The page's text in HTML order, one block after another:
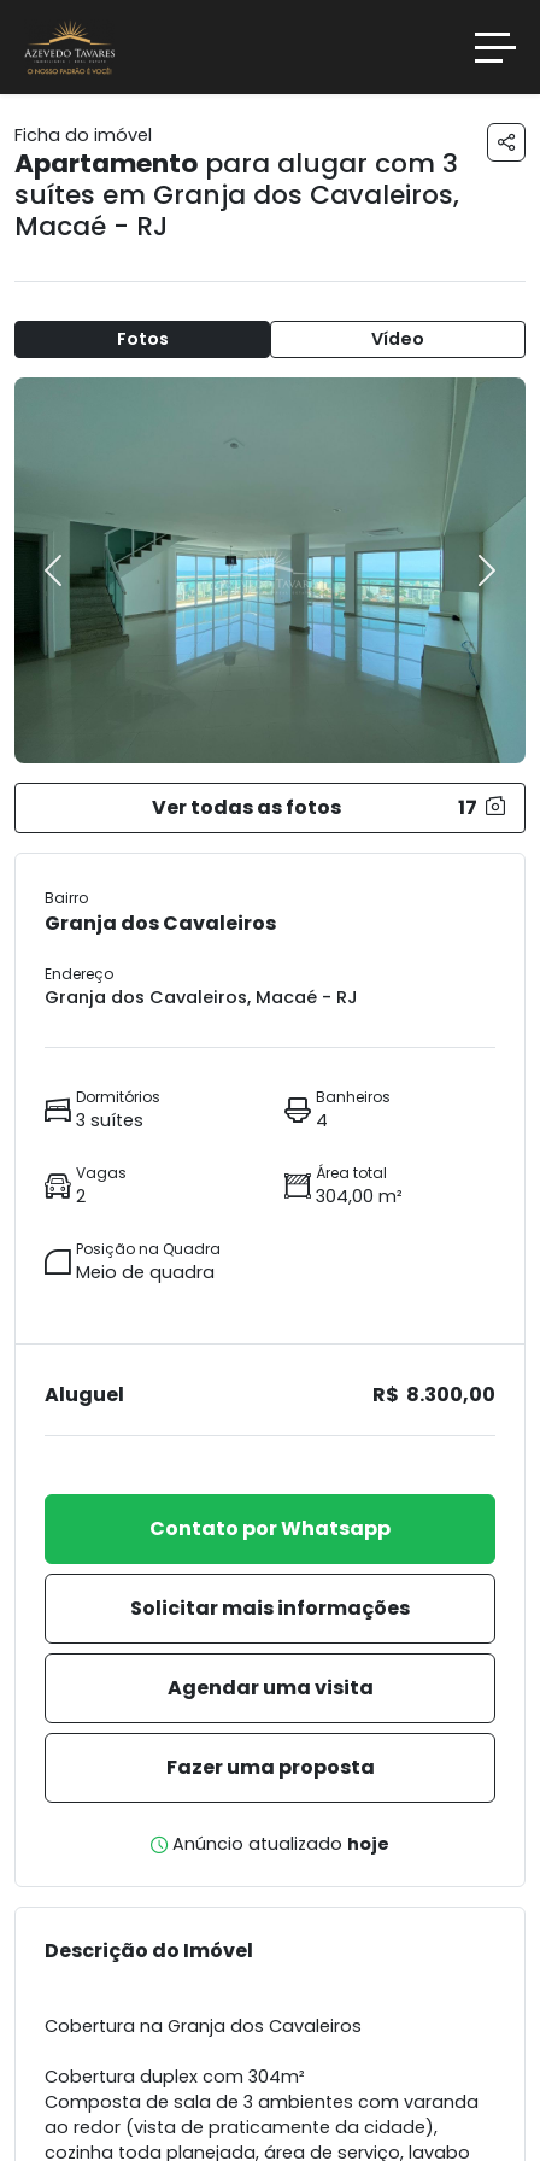
Ficha do imóvel
Apartamento para alugar com 3
suítes em Granja dos Cavaleiros,
Macaé - RJ
Fotos Vídeo
Previous Next
Ver todas as fotos 17
Bairro
Granja dos Cavaleiros
Endereço
Granja dos Cavaleiros, Macaé - RJ
Dormitórios
3 suítes
Banheiros
4
Vagas
2
Área total
304,00 m²
Posição na Quadra
Meio de quadra
Aluguel R$ 8.300,00
Contato por Whatsapp
Solicitar mais informações
Agendar uma visita
Fazer uma proposta
Anúncio atualizado hoje
Descrição do Imóvel
Cobertura na Granja dos Cavaleiros
Cobertura duplex com 304m²
Composta de sala de 3 ambientes com varanda
ao redor (vista de praticamente da cidade),
cozinha toda planejada, área de serviço, lavabo